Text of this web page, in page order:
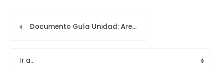
Documento Guía Unidad: Areas de valoración en el TDAH
Ir a...